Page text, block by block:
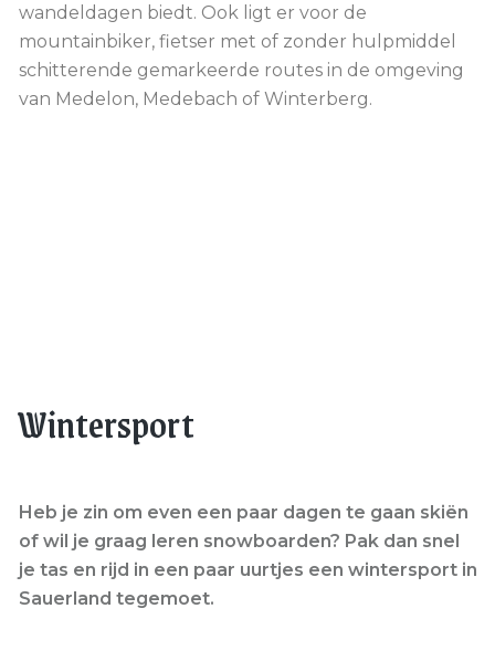
wandeldagen biedt. Ook ligt er voor de
mountainbiker, fietser met of zonder hulpmiddel
schitterende gemarkeerde routes in de omgeving
van Medelon, Medebach of Winterberg.
Wintersport
Heb je zin om even een paar dagen te gaan skiën
of wil je graag leren snowboarden? Pak dan snel
je tas en rijd in een paar uurtjes een wintersport in
Sauerland tegemoet.